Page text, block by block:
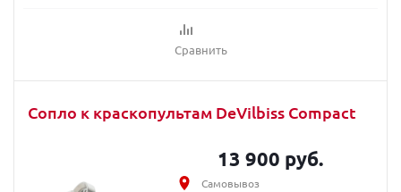
Сравнить
Сопло к краскопультам DeVilbiss Compact
13 900 руб.
Самовывоз